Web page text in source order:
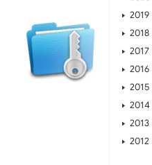
2019
2018
2017
2016
2015
2014
2013
2012